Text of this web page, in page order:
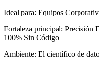
Ideal para: Equipos
Fortaleza principal: Precisión
100% Sin Código
Ambiente: El científico de